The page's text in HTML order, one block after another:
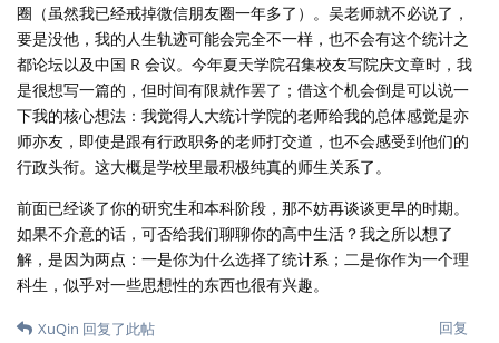
圈（虽然我已经戒掉微信朋友圈一年多了）。吴老师就不必说了，
要是没他，我的人生轨迹可能会完全不一样，也不会有这个统计之
都论坛以及中国 R 会议。今年夏天学院召集校友写院庆文章时，我
是很想写一篇的，但时间有限就作罢了；借这个机会倒是可以说一
下我的核心想法：我觉得人大统计学院的老师给我的总体感觉是亦
师亦友，即使是跟有行政职务的老师打交道，也不会感受到他们的
行政头衔。这大概是学校里最积极纯真的师生关系了。
前面已经谈了你的研究生和本科阶段，那不妨再谈谈更早的时期。
如果不介意的话，可否给我们聊聊你的高中生活？我之所以想了
解，是因为两点：一是你为什么选择了统计系；二是你作为一个理
科生，似乎对一些思想性的东西也很有兴趣。
回复
XuQin 回复了此帖